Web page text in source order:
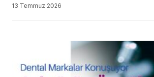
13 Temmuz 2026